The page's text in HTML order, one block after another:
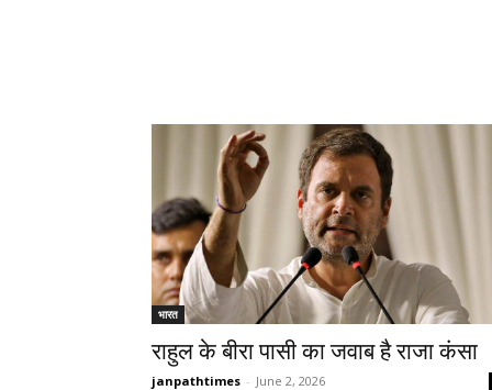
भारत
राहुल के बीरा पासी का जवाब है राजा कंसा
janpathtimes - June 2, 2026